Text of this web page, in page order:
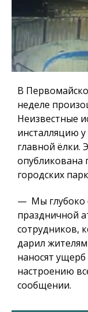
В
неделе
Неизвестные
инсталляцию
главной ёлки.
опубликована
городских
— Мы глубоко
праздничной
сотрудников,
дарил
наносят
настроению
сообщении.